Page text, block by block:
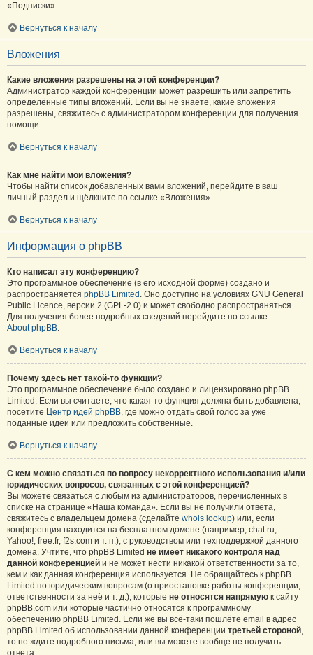
«Подписки».
Вернуться к началу
Вложения
Какие вложения разрешены на этой конференции?
Администратор каждой конференции может разрешить или запретить
определённые типы вложений. Если вы не знаете, какие вложения
разрешены, свяжитесь с администратором конференции для получения
помощи.
Вернуться к началу
Как мне найти мои вложения?
Чтобы найти список добавленных вами вложений, перейдите в ваш
личный раздел и щёлкните по ссылке «Вложения».
Вернуться к началу
Информация о phpBB
Кто написал эту конференцию?
Это программное обеспечение (в его исходной форме) создано и
распространяется phpBB Limited . Оно доступно на условиях GNU General
Public Licence, версии 2 (GPL-2.0) и может свободно распространяться.
Для получения более подробных сведений перейдите по ссылке
About phpBB.
Вернуться к началу
Почему здесь нет такой-то функции?
Это программное обеспечение было создано и лицензировано phpBB
Limited. Если вы считаете, что какая-то функция должна быть добавлена,
посетите Центр идей phpBB, где можно отдать свой голос за уже
поданные идеи или предложить собственные.
Вернуться к началу
С кем можно связаться по вопросу некорректного использования и/или
юридических вопросов, связанных с этой конференцией?
Вы можете связаться с любым из администраторов, перечисленных в
списке на странице «Наша команда». Если вы не получили ответа,
свяжитесь с владельцем домена (сделайте whois lookup) или, если
конференция находится на бесплатном домене (например, chat.ru,
Yahoo!, free.fr, f2s.com и т. п.), с руководством или техподдержкой данного
домена. Учтите, что phpBB Limited не имеет никакого контроля над
данной конференцией и не может нести никакой ответственности за то,
кем и как данная конференция используется. Не обращайтесь к phpBB
Limited по юридическим вопросам (о приостановке работы конференции,
ответственности за неё и т. д.), которые не относятся напрямую к сайту
phpBB.com или которые частично относятся к программному
обеспечению phpBB Limited. Если же вы всё-таки пошлёте email в адрес
phpBB Limited об использовании данной конференции третьей стороной,
то не ждите подробного письма, или вы можете вообще не получить
ответа.